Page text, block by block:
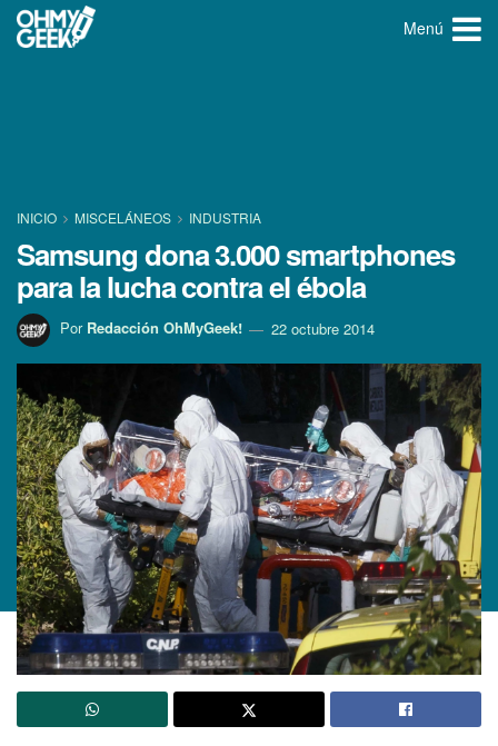
Menú
INICIO MISCELÁNEOS INDUSTRIA
Samsung dona 3.000 smartphones
para la lucha contra el ébola
Por Redacción OhMyGeek! 22 octubre 2014